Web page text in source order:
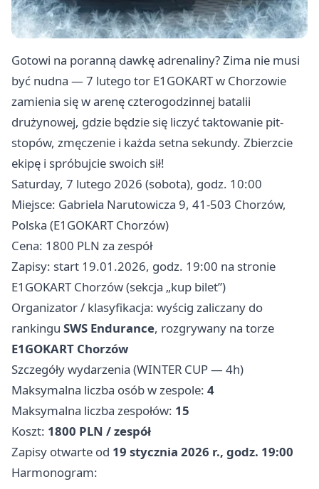
Gotowi na poranną dawkę adrenaliny? Zima nie musi
być nudna — 7 lutego tor E1GOKART w Chorzowie
zamienia się w arenę czterogodzinnej batalii
drużynowej, gdzie będzie się liczyć taktowanie pit-
stopów, zmęczenie i każda setna sekundy. Zbierzcie
ekipę i spróbujcie swoich sił!
Saturday, 7 lutego 2026 (sobota), godz. 10:00
Miejsce: Gabriela Narutowicza 9, 41-503 Chorzów,
Polska (E1GOKART Chorzów)
Cena: 1800 PLN za zespół
Zapisy: start 19.01.2026, godz. 19:00 na stronie
E1GOKART Chorzów (sekcja „kup bilet”)
Organizator / klasyfikacja: wyścig zaliczany do
rankingu SWS Endurance, rozgrywany na torze
E1GOKART Chorzów
Szczegóły wydarzenia (WINTER CUP — 4h)
Maksymalna liczba osób w zespole: 4
Maksymalna liczba zespołów: 15
Koszt: 1800 PLN / zespół
Zapisy otwarte od 19 stycznia 2026 r., godz. 19:00
Harmonogram: